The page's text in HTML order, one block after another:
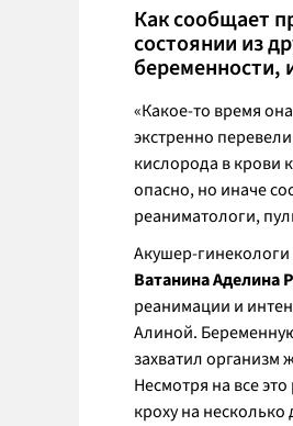
Как сообщает
состоянии из
беременности,
«Какое-то время
экстренно
кислорода в крови
опасно, но иначе
реаниматологи,
Акушер-гинекологи
Ватанина Аделина
реанимации и
Алиной.
захватил организм
Несмотря на все
кроху на